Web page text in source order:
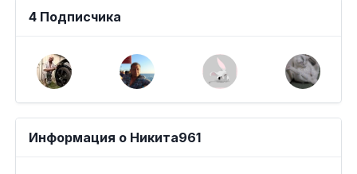
4 Подписчика
Информация о Никита961